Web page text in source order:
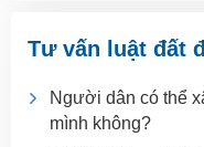
Tư vấn luật đất
Người dân có thể
mình không?